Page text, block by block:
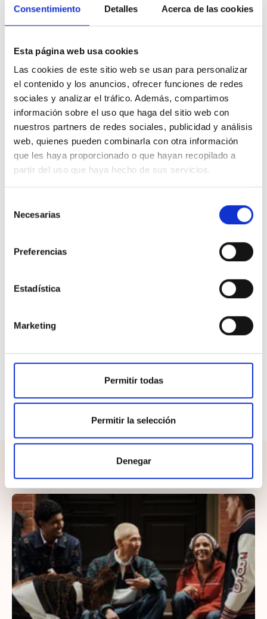
Consentimiento Detalles Acerca de las cookies
Esta página web usa cookies
Las cookies de este sitio web se usan para personalizar
el contenido y los anuncios, ofrecer funciones de redes
sociales y analizar el tráfico. Además, compartimos
información sobre el uso que haga del sitio web con
nuestros partners de redes sociales, publicidad y análisis
web, quienes pueden combinarla con otra información
que les haya proporcionado o que hayan recopilado a
partir del uso que haya hecho de sus servicios.
Necesarias
Preferencias
Estadística
Marketing
Permitir todas
Permitir la selección
Denegar
lana merino también ofrecepropiedades
el ejercicio.
El colorgris neutroaporta versatilidad y combina
fácilmente con cualquier prenda deportiva o casual,
desde chaquetas técnicas hasta abrigos urbanos.
Además, su confección duradera asegura que el cuello
tubular mantenga forma, textura y color tras múltiples
usos y lavados, convirtiéndolo en un accesorio
confiable y práctico.
Características principales:
Lana merino suave, cálida y transpirable.
Propiedades termorreguladoras y resistente a
Versátil y fácil de combinar con ropa deportiva o
Prenda duradera que mantiene forma y color tras
múltiples usos.
perfecta para quienes buscan un accesorio confiable y
elegante que proteja del frío en cualquier actividad al
¡Completa el look!